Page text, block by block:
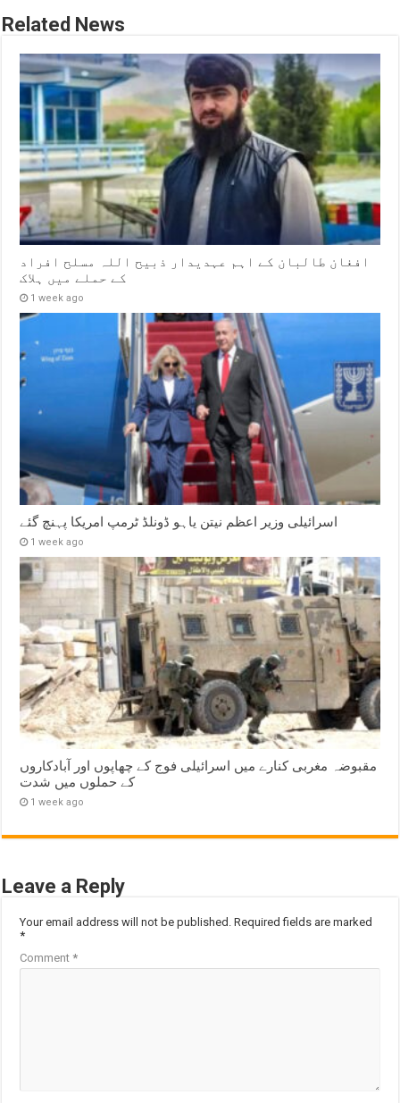
Related News
افغان طالبان کے اہم عہدیدار ذبیح اللہ مسلح افراد
کے حملے میں ہلاک
1 week ago
اسرائیلی وزیر اعظم نیتن یاہو ڈونلڈ ٹرمپ امریکا پہنچ گئے
1 week ago
مقبوضہ مغربی کنارے میں اسرائیلی فوج کے چھاپوں اور آبادکاروں
کے حملوں میں شدت
1 week ago
Leave a Reply
Your email address will not be published. Required fields are marked
*
Comment*